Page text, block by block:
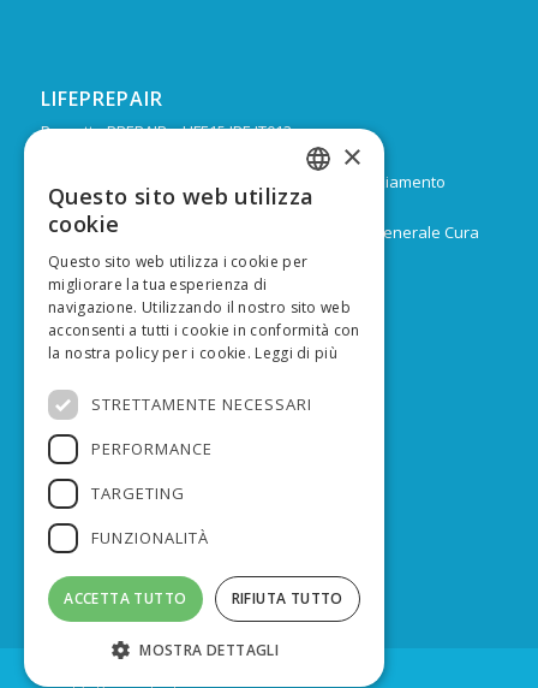
LIFEPREPAIR
Progetto PREPAIR – LIFE15 IPE IT013
Durata: Febbraio 2017 – Dicembre 2024
Budget: 16.805.939 € di cui 9.974.624 di co-finanziamento
europeo
Capofila: Regione Emilia-Romagna, Direzione Generale Cura
del territorio e dell’ambiente
FINANZIATO DA
ITALIAN
×
Questo sito web utilizza
cookie
Questo sito web utilizza i cookie per
migliorare la tua esperienza di
navigazione. Utilizzando il nostro sito web
acconsenti a tutti i cookie in conformità con
la nostra policy per i cookie. Leggi di più
STRETTAMENTE NECESSARI
PERFORMANCE
TARGETING
FUNZIONALITÀ
ACCETTA TUTTO RIFIUTA TUTTO
MOSTRA DETTAGLI